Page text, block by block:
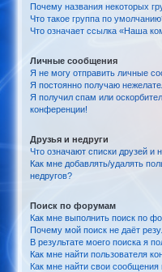
Почему названия некоторых
Что такое группа по
Что означает ссылка «Наша
Личные сообщения
Я не могу отправить личные
Я постоянно получаю
Я получил спам или
конференции!
Друзья и недруги
Что означают списки друзей и
Как мне добавлять/удалять
недругов?
Поиск по форумам
Как мне выполнить поиск по
Почему мой поиск не даёт
В результате моего поиска я
Как мне найти пользователя
Как мне найти свои